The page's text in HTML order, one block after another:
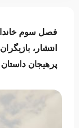
فصل سوم
انتشار،
پرهیجان داستان